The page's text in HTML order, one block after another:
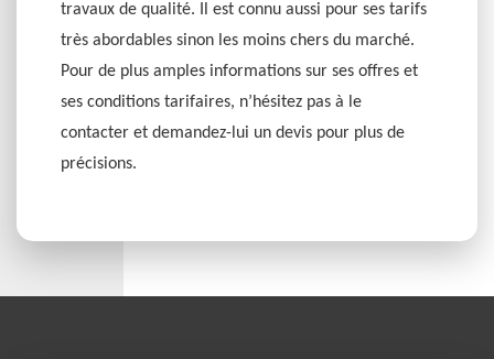
travaux de qualité. Il est connu aussi pour ses tarifs
très abordables sinon les moins chers du marché.
Pour de plus amples informations sur ses offres et
ses conditions tarifaires, n’hésitez pas à le
contacter et demandez-lui un devis pour plus de
précisions.